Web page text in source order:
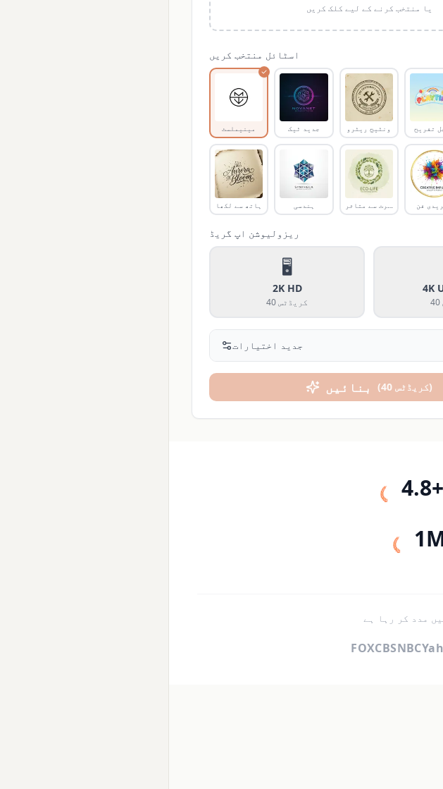
یا منتخب کرنے کے لیے کلک کریں
اسٹائل منتخب کریں
مینیملسٹ جدید ٹیک ونٹیج ریٹرو تفریح
ہاتھ سے لکھا ہندسی فطرت سے متاثر فن
ریزولیوشن اپ گریڈ
🖥️
2K HD
40کریڈٹس
4K
40
جدید اختیارات
بنائیں (40 کریڈٹس)
مدد کر رہا ہے
FOXCBSNBC